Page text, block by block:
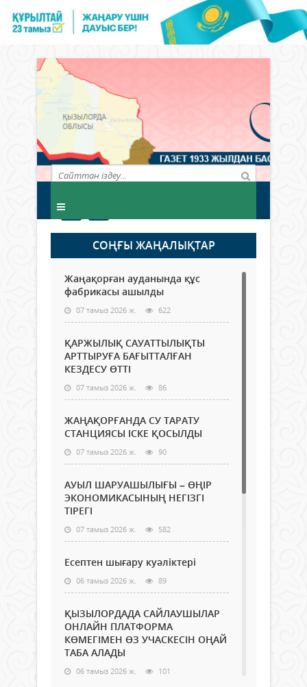
СОҢҒЫ ЖАҢАЛЫҚТАР
Жаңақорған ауданында құс
фабрикасы ашылды
07 тамыз 2026 ж. 622
ҚАРЖЫЛЫҚ САУАТТЫЛЫҚТЫ
АРТТЫРУҒА БАҒЫТТАЛҒАН
КЕЗДЕСУ ӨТТІ
07 тамыз 2026 ж. 86
ЖАҢАҚОРҒАНДА СУ ТАРАТУ
СТАНЦИЯСЫ ІСКЕ ҚОСЫЛДЫ
07 тамыз 2026 ж. 90
АУЫЛ ШАРУАШЫЛЫҒЫ – ӨҢІР
ЭКОНОМИКАСЫНЫҢ НЕГІЗГІ
ТІРЕГІ
07 тамыз 2026 ж. 582
Есептен шығару куәліктері
06 тамыз 2026 ж. 89
ҚЫЗЫЛОРДАДА САЙЛАУШЫЛАР
ОНЛАЙН ПЛАТФОРМА
КӨМЕГІМЕН ӨЗ УЧАСКЕСІН ОҢАЙ
ТАБА АЛАДЫ
06 тамыз 2026 ж. 101